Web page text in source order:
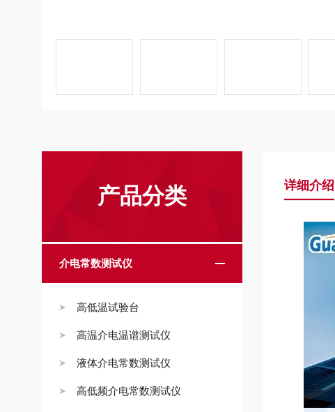
产品分类
介电常数测试仪
高低温试验台
高温介电温谱测试仪
液体介电常数测试仪
高低频介电常数测试仪
详细介绍